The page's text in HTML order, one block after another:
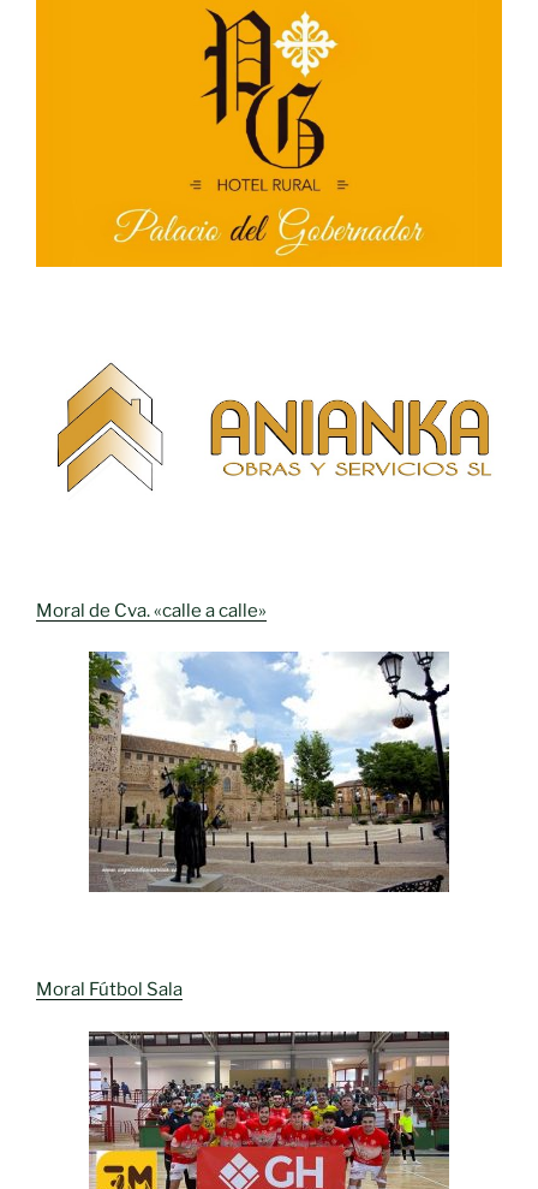
Moral de Cva. «calle a calle»
Moral Fútbol Sala